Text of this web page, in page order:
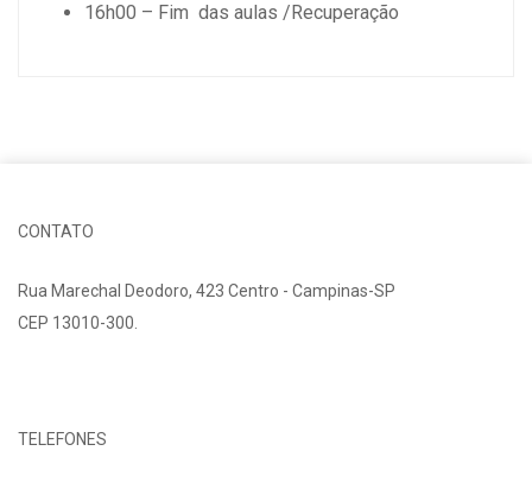
16h00 – Fim das aulas /Recuperação
CONTATO
Rua Marechal Deodoro, 423 Centro - Campinas-SP
CEP 13010-300.
TELEFONES